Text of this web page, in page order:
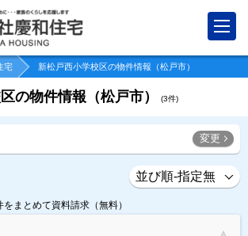
宅 新松戸西小学校区の物件情報（松戸市）
の物件情報（松戸市） (3件)
変更
まとめて資料請求（無料）